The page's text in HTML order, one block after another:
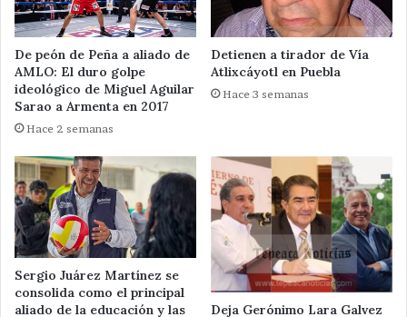
De peón de Peña a aliado de
AMLO: El duro golpe
ideológico de Miguel Aguilar
Sarao a Armenta en 2017
Hace 2 semanas
Detienen a tirador de Vía
Atlixcáyotl en Puebla
Hace 3 semanas
Sergio Juárez Martínez se
consolida como el principal
aliado de la educación y las
Deja Gerónimo Lara Galvez